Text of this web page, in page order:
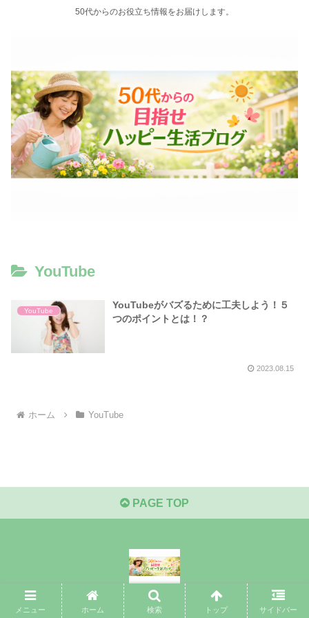
50代からのお役立ち情報をお届けします。
YouTube
YouTube
YouTubeがバズるために工夫しよう！５
つのポイントとは！？
2023.08.15
ホーム YouTube
PAGE TOP
© 2018 50代からの目指せハッピー生活ブログ.
メニュー ホーム 検索 トップ サイドバー